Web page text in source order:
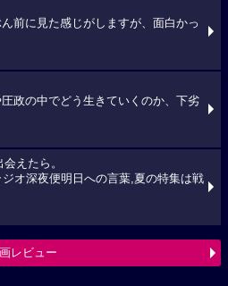
前に見た感じがしますが、面白かっ
政の中でどう生きていくのか、下劣
えたら。
ジオ深夜便明日への言葉,夏の特集は戦
レビュー